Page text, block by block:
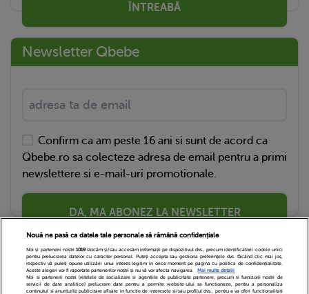
ÎNTREABĂ
Newsletter Qbebe
Confirm ca am peste 16 ani si sunt de acord ca
Qbebe.ro sa colecteze adresa de email pentru a primi
newslettere si e-mail-uri promotionale.
DA, MA ABONEZ LA NEWSLETTER
Nouă ne pasă ca datele tale personale să rămână confidențiale
Noi și partenerii noștri 1019stocăm și/sau accesăm informații pe dispozitivul dvs., precum identificatorii cookie unici
pentru prelucrarea datelor cu caracter personal. Puteți accepta sau gestiona preferințele dvs. făcând clic mai jos,
respectiv vă puteți opune utilizării unui interes legitim în orice moment pe pagina cu politica de confidențialitate.
Aceste alegeri vor fi raportate partenerilor noștri și nu vă vor afecta navigarea.
Mai multe detalii
Noi si partenerii nostri (retelele de socializare si agentiile de publicitate partenere, precum si furnizorii nostri de
servicii de date analitice) prelucram date pentru a permite website-ului sa functioneze, pentru a personaliza
continutul si anunturile publicitare afisate in functie de interesele si/sau profilul dvs., pentru a va oferi functionalitati